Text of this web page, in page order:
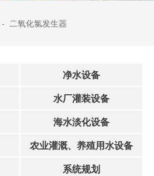
-二氧化氯发生器
净水设备
水厂灌装设备
海水淡化设备
农业灌溉、养殖用水设备
系统规划